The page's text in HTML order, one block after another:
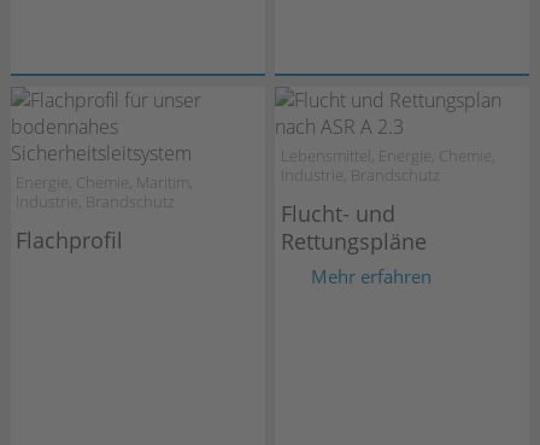
Energie, Chemie, Maritim,
Industrie, Brandschutz
Flachprofil
Lebensmittel, Energie, Chemie,
Industrie, Brandschutz
Flucht- und
Rettungspläne
Mehr erfahren